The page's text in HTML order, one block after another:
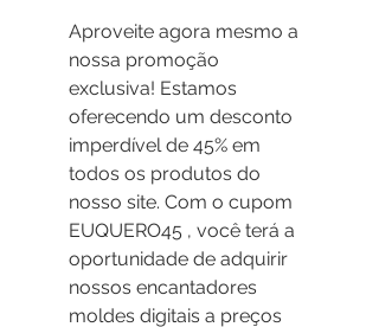
Aproveite agora mesmo a
nossa promoção
exclusiva! Estamos
oferecendo um desconto
imperdível de 45% em
todos os produtos do
nosso site. Com o cupom
EUQUERO45 , você terá a
oportunidade de adquirir
nossos encantadores
moldes digitais a preços